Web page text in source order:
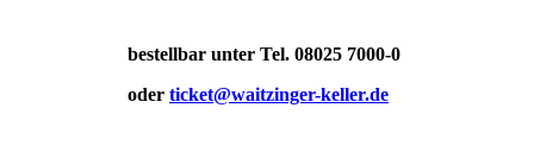
bestellbar unter Tel. 08025 7000-0
oder ticket@waitzinger-keller.de